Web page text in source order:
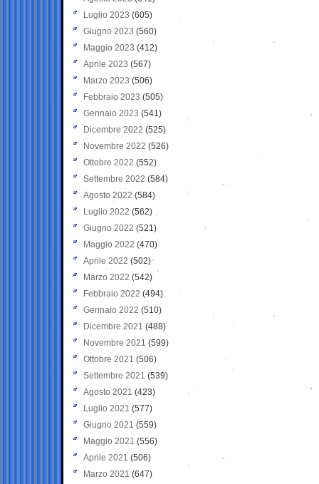
Luglio 2023 (605)
Giugno 2023 (560)
Maggio 2023 (412)
Aprile 2023 (567)
Marzo 2023 (506)
Febbraio 2023 (505)
Gennaio 2023 (541)
Dicembre 2022 (525)
Novembre 2022 (526)
Ottobre 2022 (552)
Settembre 2022 (584)
Agosto 2022 (584)
Luglio 2022 (562)
Giugno 2022 (521)
Maggio 2022 (470)
Aprile 2022 (502)
Marzo 2022 (542)
Febbraio 2022 (494)
Gennaio 2022 (510)
Dicembre 2021 (488)
Novembre 2021 (599)
Ottobre 2021 (506)
Settembre 2021 (539)
Agosto 2021 (423)
Luglio 2021 (577)
Giugno 2021(559)
Maggio 2021 (556)
Aprile 2021 (506)
Marzo 2021 (647)